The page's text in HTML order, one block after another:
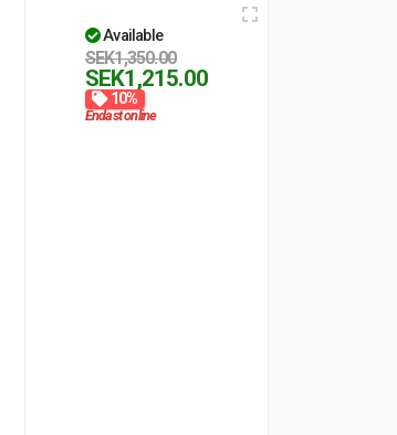
Available
SEK1,350.00
SEK1,215.00
10%
Endast online